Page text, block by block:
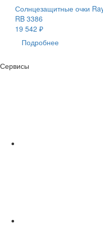
Солнцезащитные очки
RB 3386
19 542 ₽
Подробнее
Сервисы